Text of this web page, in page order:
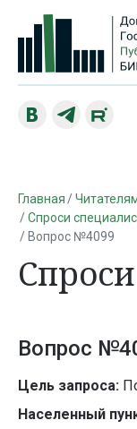
Главная
Спроси
Вопрос №4099
Вопрос
Цель запроса:
Населенный